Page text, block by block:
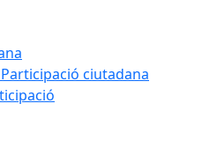
ciutadana